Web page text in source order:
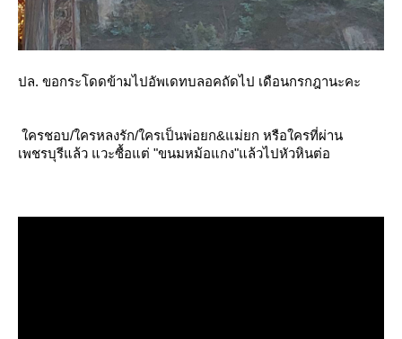
ปล. ขอกระโดดข้ามไปอัพเดทบลอคถัดไป เดือนกรกฎานะคะ
ครชอบ/ใครหลงรัก/ใครเป็นพ่อยก&แม่ยก หรือใครที่ผ่าน
เพชรบุรีแล้ว แวะซื้อแต่ "ขนมหม้อแกง"แล้วไปหัวหินต่อ